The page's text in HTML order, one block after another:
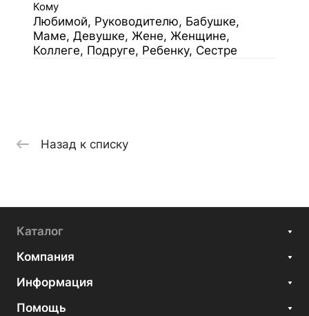
Кому
Любимой, Руководителю, Бабушке,
Маме, Девушке, Жене, Женщине,
Коллеге, Подруге, Ребенку, Сестре
Назад к списку
Каталог
Компания
Информация
Помощь